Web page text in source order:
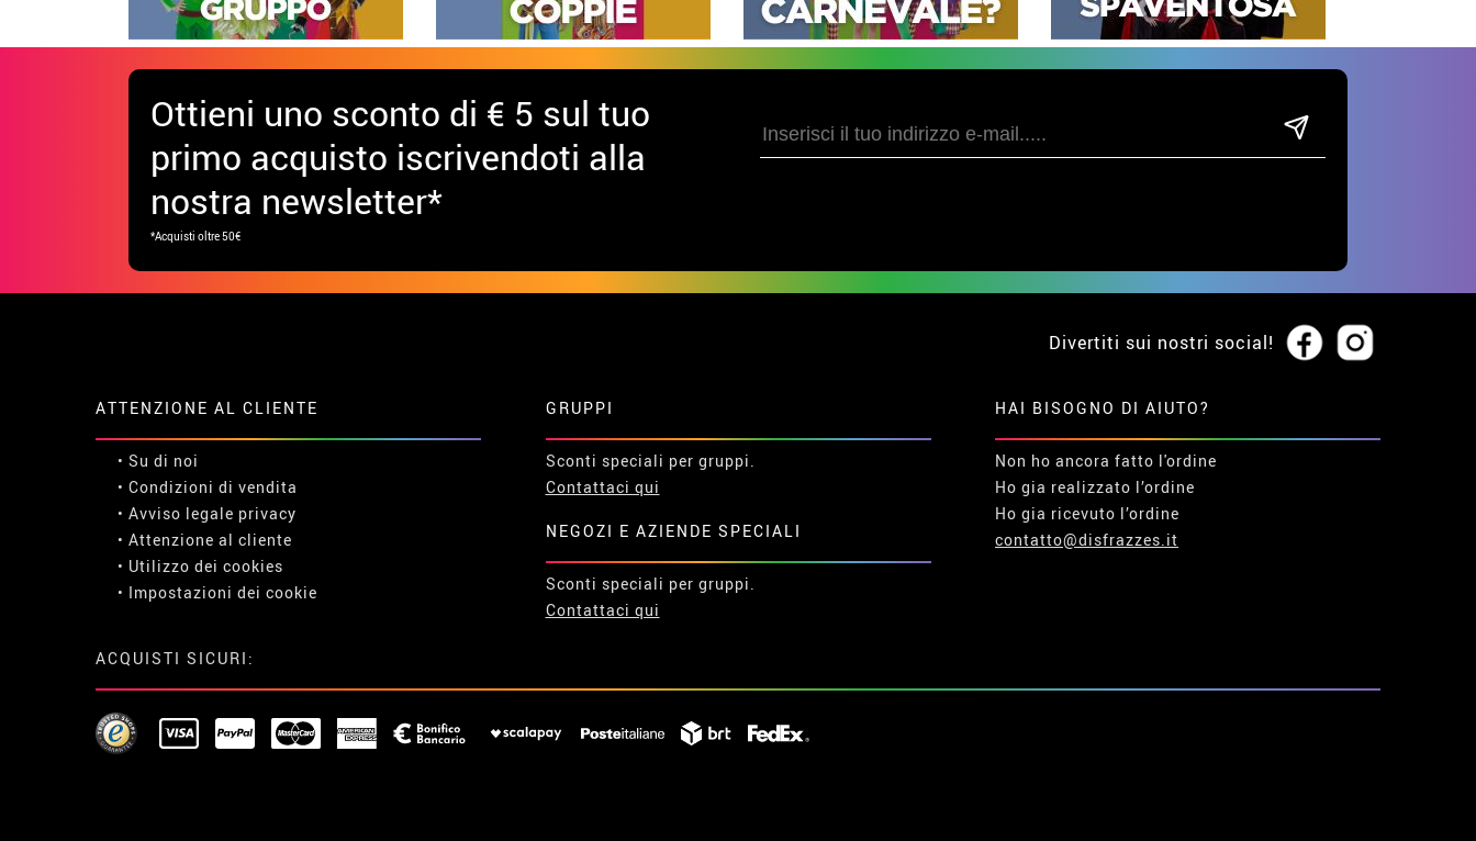
Ottieni uno sconto di € 5 sul tuo
primo acquisto iscrivendoti alla
nostra newsletter*
*Acquisti oltre 50€
Divertiti sui nostri social!
ATTENZIONE AL CLIENTE
• Su di noi
• Condizioni di vendita
• Avviso legale privacy
• Attenzione al cliente
• Utilizzo dei cookies
• Impostazioni dei cookie
GRUPPI
Sconti speciali per gruppi.
Contattaci qui
NEGOZI E AZIENDE SPECIALI
Sconti speciali per gruppi.
Contattaci qui
HAI BISOGNO DI AIUTO?
Non ho ancora fatto l'ordine
Ho gia realizzato l’ordine
Ho gia ricevuto l’ordine
contatto@disfrazzes.it
ACQUISTI SICURI: